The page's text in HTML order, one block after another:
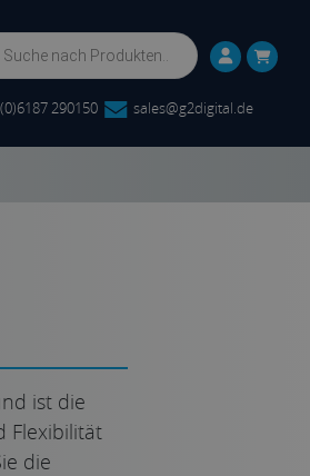
290150 sales@g2digital.de
ist die
Flexibilität
die